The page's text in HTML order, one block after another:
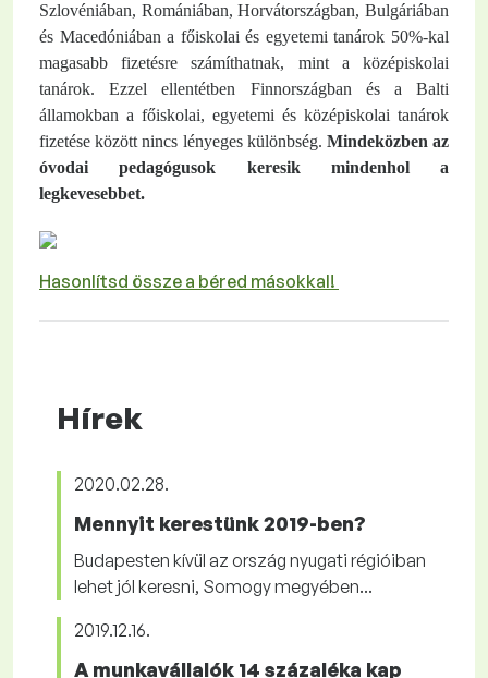
Szlovéniában, Romániában, Horvátországban, Bulgáriában
és Macedóniában a főiskolai és egyetemi tanárok 50%-kal
magasabb fizetésre számíthatnak, mint a középiskolai
tanárok. Ezzel ellentétben Finnországban és a Balti
államokban a főiskolai, egyetemi és középiskolai tanárok
fizetése között nincs lényeges különbség. Mindeközben az
óvodai pedagógusok keresik mindenhol a
legkevesebbet.
Hasonlítsd össze a béred másokkal!
Hírek
2020.02.28.
Mennyit kerestünk 2019-ben?
Budapesten kívül az ország nyugati régióiban
lehet jól keresni, Somogy megyében...
2019.12.16.
A munkavállalók 14 százaléka kap